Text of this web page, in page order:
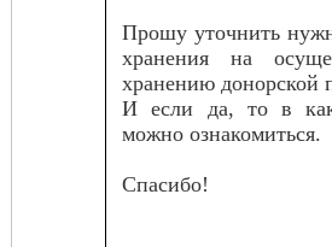
Прошу уточнить
хранения на
хранению донорской
И если да, то в
можно ознакомиться.
Спасибо!